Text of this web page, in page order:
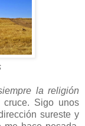
la religión
Sigo unos
sureste y